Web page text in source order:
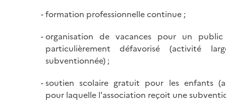
formation professionnelle continue ;
organisation de vacances pour un public
particulièrement défavorisé (activité
subventionnée) ;
soutien scolaire gratuit pour les enfants
pour laquelle l'association reçoit une